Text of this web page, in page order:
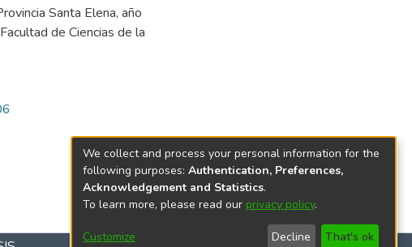
Santa Elena, año
de Ciencias de la
We collect and process your personal information for the
following purposes: Authentication, Preferences,
Acknowledgement and Statistics.
To learn more, please read our privacy policy.
Customize Decline That's ok